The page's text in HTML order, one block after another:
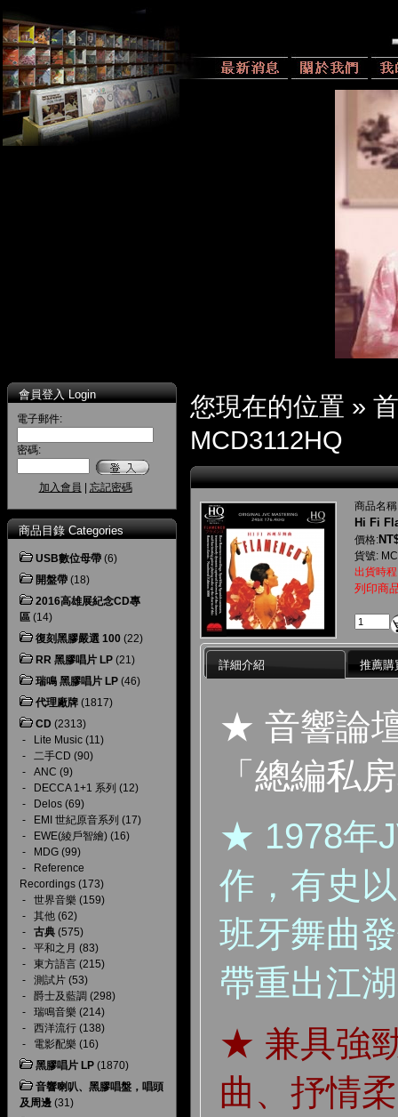
會員登入 Login
電子郵件:
密碼:
加入會員 忘記密碼
商品目錄 Categories
USB數位母帶 (6)
開盤帶 (18)
2016高雄展紀念CD專
區 (14)
復刻黑膠嚴選 100 (22)
RR 黑膠唱片 LP (21)
瑞鳴 黑膠唱片 LP (46)
代理廠牌 (1817)
CD (2313)
-
Lite Music (11)
- 二手CD (90)
- ANC (9)
-
DECCA 1+1 系列 (12)
-
Delos (69)
-
EMI 世紀原音系列 (17)
-
EWE(綾戶智繪) (16)
-
MDG (99)
-
Reference
Recordings (173)
- 世界音樂 (159)
- 其他 (62)
- 古典 (575)
- 平和之月 (83)
- 東方語言 (215)
- 測試片 (53)
- 爵士及藍調 (298)
- 瑞鳴音樂 (214)
- 西洋流行 (138)
- 電影配樂 (16)
黑膠唱片 LP (1870)
音響喇叭、黑膠唱盤，唱頭
及周邊 (31)
您現在的位置 »
MCD3112HQ
商品名
Hi Fi
價格:
貨號:
出貨時
列印商
詳細介紹 推薦購
★ 音響論
「總編私
★ 1978年
作，有史
班牙舞曲
帶重出江
★ 兼具強
曲、抒情